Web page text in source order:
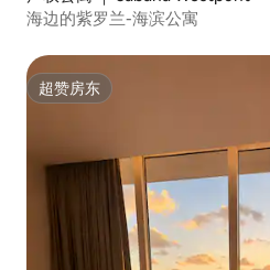
海边的紫罗兰-海滨公寓
超赞房东
超赞房东